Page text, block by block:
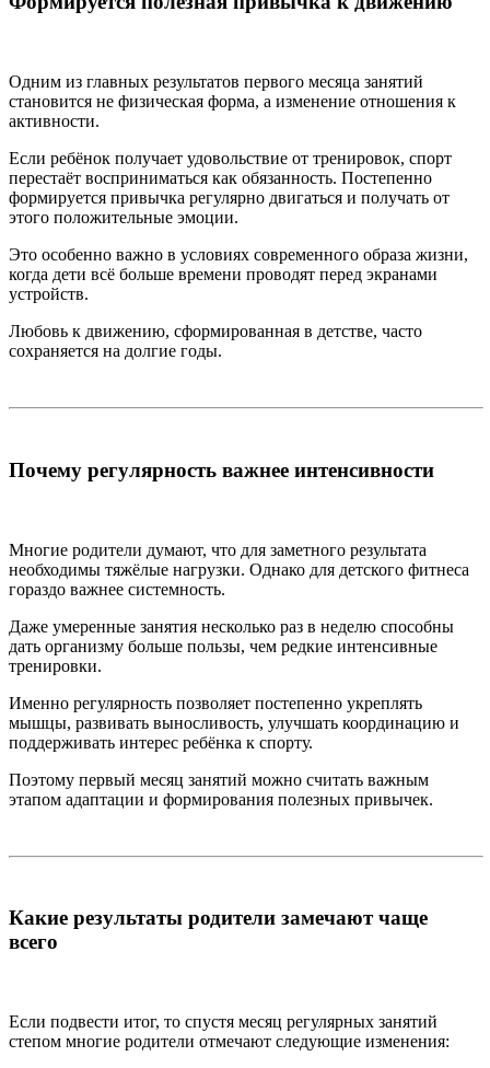
Одним из главных результатов первого месяца занятий
становится не физическая форма, а изменение отношения к
активности.
Если ребёнок получает удовольствие от тренировок, спорт
перестаёт восприниматься как обязанность. Постепенно
формируется привычка регулярно двигаться и получать от
этого положительные эмоции.
Это особенно важно в условиях современного образа жизни,
когда дети всё больше времени проводят перед экранами
устройств.
Любовь к движению, сформированная в детстве, часто
сохраняется на долгие годы.
Почему регулярность важнее интенсивности
Многие родители думают, что для заметного результата
необходимы тяжёлые нагрузки. Однако для детского фитнеса
гораздо важнее системность.
Даже умеренные занятия несколько раз в неделю способны
дать организму больше пользы, чем редкие интенсивные
тренировки.
Именно регулярность позволяет постепенно укреплять
мышцы, развивать выносливость, улучшать координацию и
поддерживать интерес ребёнка к спорту.
Поэтому первый месяц занятий можно считать важным
этапом адаптации и формирования полезных привычек.
Какие результаты родители замечают чаще
всего
Если подвести итог, то спустя месяц регулярных занятий
степом многие родители отмечают следующие изменения: